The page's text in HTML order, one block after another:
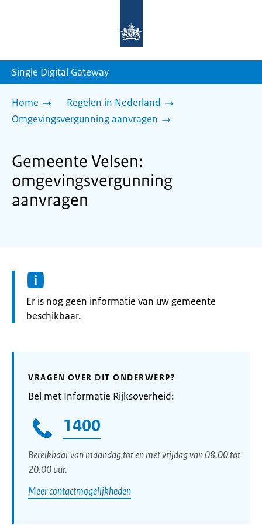
homepage
Single Digital Gateway
Home
Regelen in Nederland
Omgevingsvergunning aanvragen
Gemeente Velsen:
omgevingsvergunning
aanvragen
Informatie:
Er is nog geen informatie van uw gemeente
beschikbaar.
VRAGEN OVER DIT ONDERWERP?
Bel met Informatie Rijksoverheid:
1400
Bereikbaar van maandag tot en met vrijdag van 08.00 tot
20.00 uur.
Meer contactmogelijkheden